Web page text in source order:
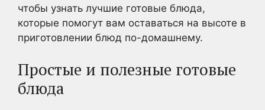
чтобы узнать лучшие готовые блюда,
которые помогут вам оставаться на высоте в
приготовлении блюд по-домашнему.
Простые и полезные готовые
блюда